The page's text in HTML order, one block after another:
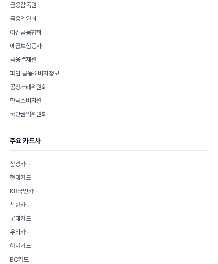
금융감독원
금융위원회
여신금융협회
예금보험공사
금융결제원
파인 금융소비자정보
공정거래위원회
한국소비자원
국민권익위원회
주요 카드사
삼성카드
현대카드
KB국민카드
신한카드
롯데카드
우리카드
하나카드
BC카드